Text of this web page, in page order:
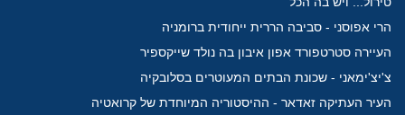
הרי אפוסני - סביבה הררית ייחודית ברומניה
העיירה סטרטפורד אפון איבון בה נולד שייקספיר
צ'יצ'ימאני - שכונת הבתים המעוטרים בסלובקיה
העיר העתיקה זאדאר - ההיסטוריה המיוחדת של קרואטיה